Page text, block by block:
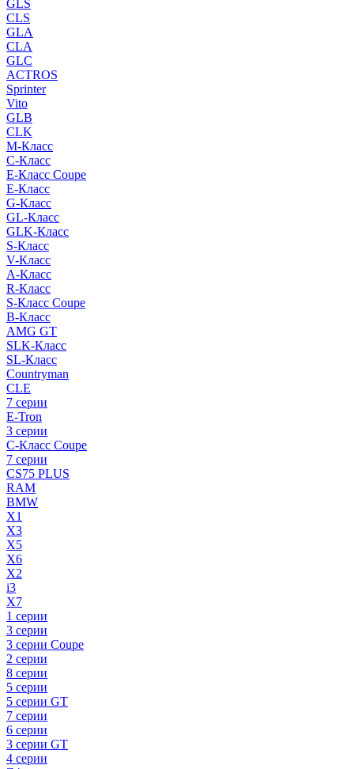
GLS
CLS
GLA
CLA
GLC
ACTROS
Sprinter
Vito
GLB
CLK
M-Класс
C-Класс
E-Класс Coupe
E-Класс
G-Класс
GL-Класс
GLK-Класс
S-Класс
V-Класс
A-Класс
R-Класс
S-Класс Сoupe
B-Класс
AMG GT
SLK-Класс
SL-Класс
Countryman
CLE
7 серии
E-Tron
3 серии
C-Класс Coupe
7 серии
CS75 PLUS
RAM
BMW
X1
X3
X5
X6
X2
i3
X7
1 серии
3 серии
3 серии Coupe
2 серии
8 серии
5 серии
5 серии GT
7 серии
6 серии
3 серии GT
4 серии